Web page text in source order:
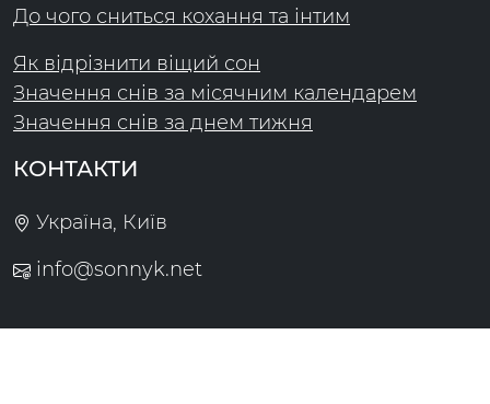
До чого сниться кохання та інтим
Як відрізнити віщий сон
Значення снів за місячним календарем
Значення снів за днем тижня
КОНТАКТИ
Україна, Київ
info@sonnyk.net